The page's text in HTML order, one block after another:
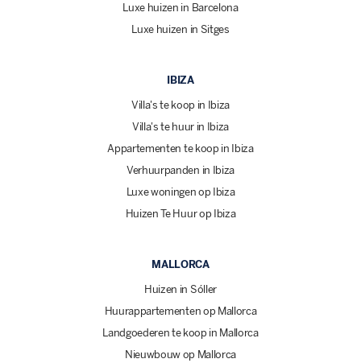
Luxe huizen in Barcelona
Luxe huizen in Sitges
IBIZA
Villa's te koop in Ibiza
Villa's te huur in Ibiza
Appartementen te koop in Ibiza
Verhuurpanden in Ibiza
Luxe woningen op Ibiza
Huizen Te Huur op Ibiza
MALLORCA
Huizen in Sóller
Huurappartementen op Mallorca
Landgoederen te koop in Mallorca
Nieuwbouw op Mallorca